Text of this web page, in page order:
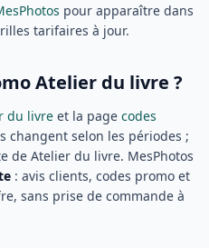
pour apparaître dans
tarifaires à jour.
Atelier du livre ?
du livre et la page codes
changent selon les périodes ;
de Atelier du livre. MesPhotos
: avis clients, codes promo et
sans prise de commande à